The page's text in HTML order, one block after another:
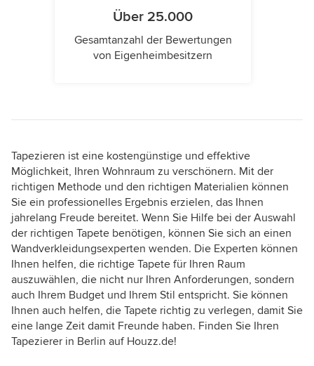
Über 25.000
Gesamtanzahl der Bewertungen
von Eigenheimbesitzern
Tapezieren ist eine kostengünstige und effektive
Möglichkeit, Ihren Wohnraum zu verschönern. Mit der
richtigen Methode und den richtigen Materialien können
Sie ein professionelles Ergebnis erzielen, das Ihnen
jahrelang Freude bereitet. Wenn Sie Hilfe bei der Auswahl
der richtigen Tapete benötigen, können Sie sich an einen
Wandverkleidungsexperten wenden. Die Experten können
Ihnen helfen, die richtige Tapete für Ihren Raum
auszuwählen, die nicht nur Ihren Anforderungen, sondern
auch Ihrem Budget und Ihrem Stil entspricht. Sie können
Ihnen auch helfen, die Tapete richtig zu verlegen, damit Sie
eine lange Zeit damit Freunde haben. Finden Sie Ihren
Tapezierer in Berlin auf Houzz.de!